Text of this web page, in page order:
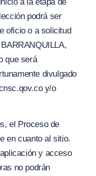
podrá ser
oficio o a solicitud
que será
divulgado
y/o
el Proceso de
en cuanto al sitio.
y acceso
no podrán